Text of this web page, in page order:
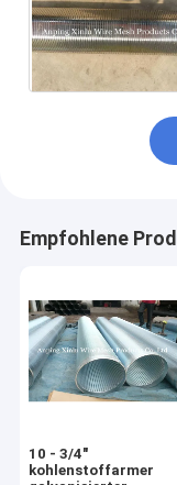
Empfohlene
10 - 3/4"
kohlenstoffarmer